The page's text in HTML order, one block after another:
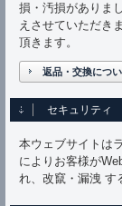
損・汚損がありま
えさせていただき
頂きます。
返品・交換につ
セキュリティ
本ウェブサイトは
によりお客様が
れ、改竄・漏洩 す